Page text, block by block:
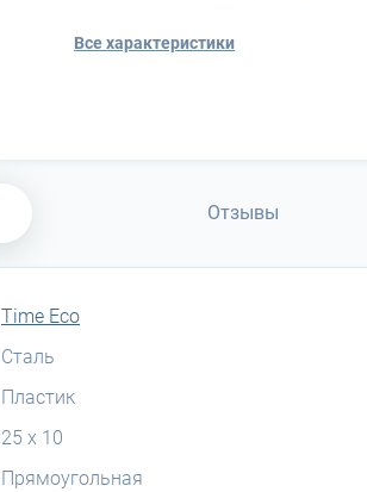
Все характеристики
Отзывы
Time Eco
Сталь
Пластик
25 x 10
Прямоугольная